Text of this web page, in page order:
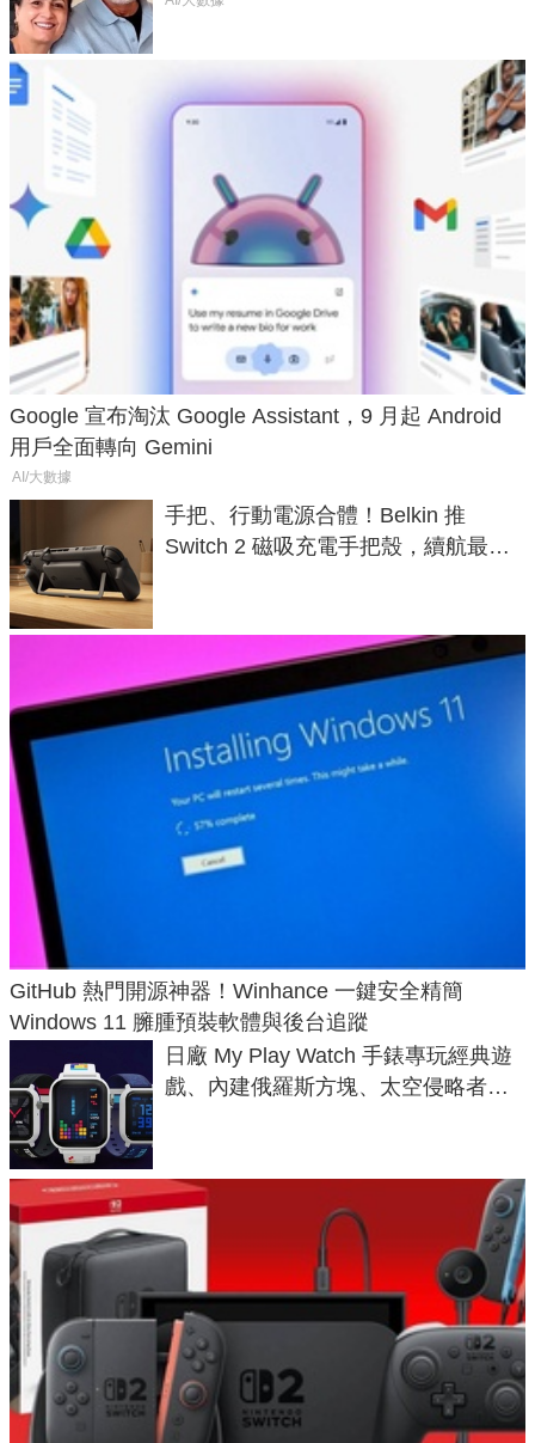
Google 宣布淘汰 Google Assistant，9 月起 Android
用戶全面轉向 Gemini
AI/大數據
手把、行動電源合體！Belkin 推
Switch 2 磁吸充電手把殼，續航最高
GitHub 熱門開源神器！Winhance 一鍵安全精簡
Windows 11 臃腫預裝軟體與後台追蹤
日廠 My Play Watch 手錶專玩經典遊
戲、內建俄羅斯方塊、太空侵略者，